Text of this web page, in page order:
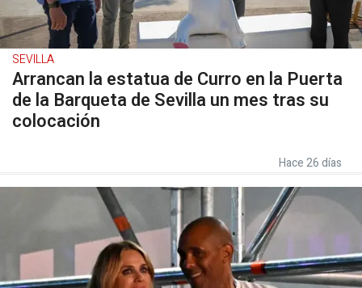
SEVILLA
Arrancan la estatua de Curro en la Puerta
de la Barqueta de Sevilla un mes tras su
colocación
Hace 26 días